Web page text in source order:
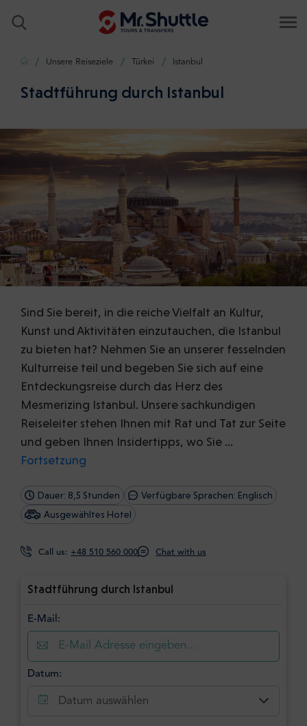
ZuhauseUnsere Reiseziele Türkei Istanbul
Stadtführung durch Istanbul
Sind Sie bereit, in die reiche Vielfalt an Kultur,
Kunst und Aktivitäten einzutauchen, die Istanbul
zu bieten hat? Nehmen Sie an unserer fesselnden
Kulturreise teil und begeben Sie sich auf eine
Entdeckungsreise durch das Herz des
Mesmerizing Istanbul. Unsere sachkundigen
Reiseleiter stehen Ihnen mit Rat und Tat zur Seite
und geben Ihnen Insidertipps, wo Sie …
Fortsetzung
Dauer: 8,5 Stunden
Verfügbare Sprachen: Englisch
Ausgewähltes Hotel
Call us: +48 510 560 000 Chat with us
Stadtführung durch Istanbul
E-Mail:
Datum:
Datum auswählen